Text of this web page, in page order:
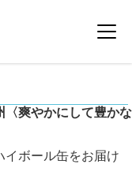
メ
〈爽やかにして豊かな
ボール缶をお届け